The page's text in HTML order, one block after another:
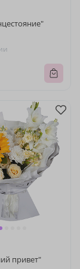
привет"